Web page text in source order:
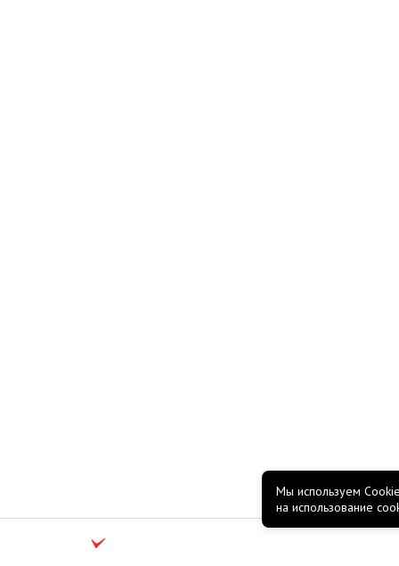
Мы используем
на использование